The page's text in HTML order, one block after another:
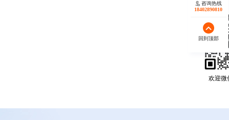
欢迎微
咨询热线
18402890810
回到顶部